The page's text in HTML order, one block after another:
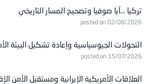
تركيا …آيا صوفيا وتصحيح المسار التاريخي
posted on 02/08/2026
التحولات الجيوسياسية وإعادة تشكيل البيئة
posted on 15/07/2026
العلاقات الأمريكية الإيرانية ومستقبل الأمن